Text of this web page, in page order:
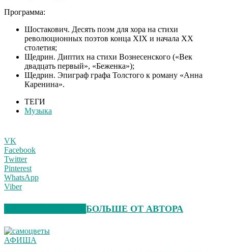
Программа:
Шостакович. Десять поэм для хора на стихи
революционных поэтов конца XIX и начала XX
столетия;
Щедрин. Диптих на стихи Вознесенского («Век
двадцать первый», «Беженка»);
Щедрин. Эпиграф графа Толстого к роману «Анна
Каренина».
ТЕГИ
Музыка
VK
Facebook
Twitter
Pinterest
WhatsApp
Viber
БОЛЬШЕ ОТ АВТОРА
АФИША